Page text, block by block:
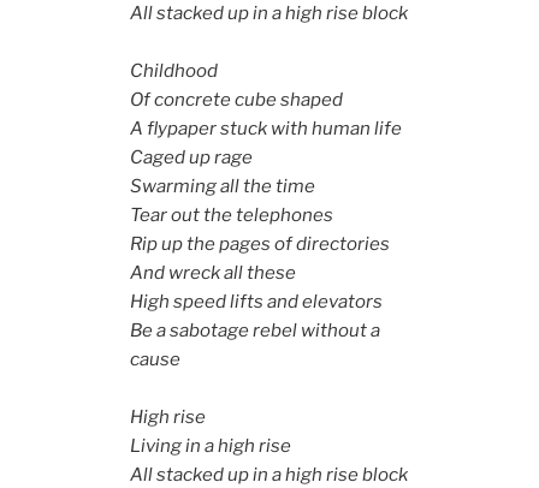
All stacked up in a high rise block
Childhood
Of concrete cube shaped
A flypaper stuck with human life
Caged up rage
Swarming all the time
Tear out the telephones
Rip up the pages of directories
And wreck all these
High speed lifts and elevators
Be a sabotage rebel without a
cause
High rise
Living in a high rise
All stacked up in a high rise block